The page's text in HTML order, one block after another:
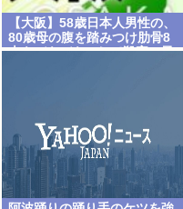
【大阪】58歳日本人男性の、
80歳母の腹を踏みつけ肋骨8
本をバキバキにして殺害。子